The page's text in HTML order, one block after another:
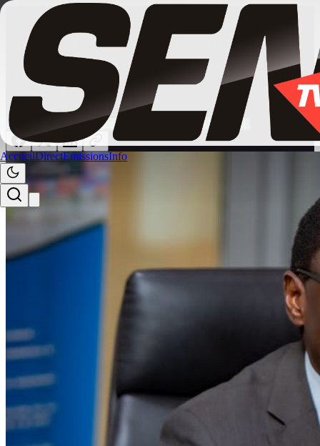
AccueilDirectEmissionsInfo
Actualités/
Grève de 48 heures des agents du
commerce : Le SYNACOM pointe du
doigt le ministre Serigne Gueye Diop
12 mai 202612:49
À LA UNE
Actu_Express ECONOMIE